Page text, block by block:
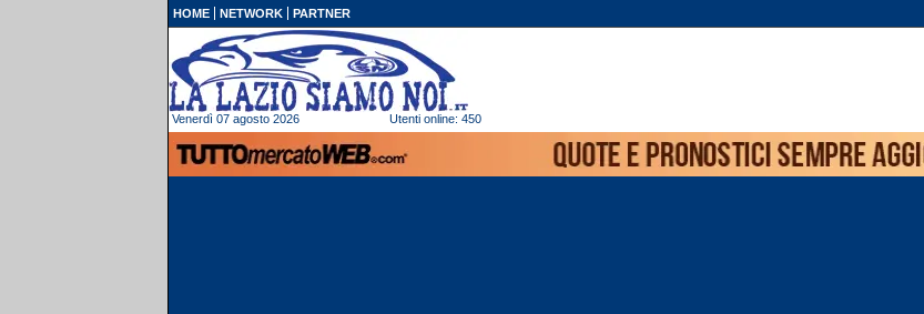
HOME NETWORK PARTNER
Venerdì 07 agosto 2026 Utenti online: 450